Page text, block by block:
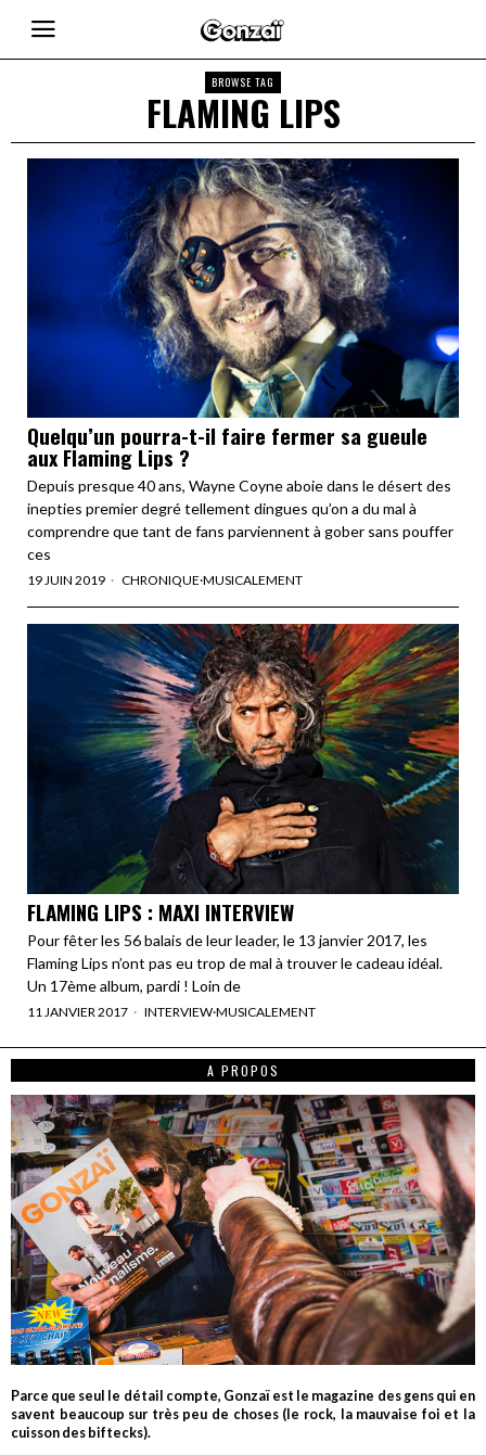
BROWSE TAG
FLAMING LIPS
Quelqu’un pourra-t-il faire fermer sa gueule
aux Flaming Lips ?
Depuis presque 40 ans, Wayne Coyne aboie dans le désert des
inepties premier degré tellement dingues qu’on a du mal à
comprendre que tant de fans parviennent à gober sans pouffer
ces
19 JUIN 2019 CHRONIQUE·MUSICALEMENT
FLAMING LIPS : MAXI INTERVIEW
Pour fêter les 56 balais de leur leader, le 13 janvier 2017, les
Flaming Lips n’ont pas eu trop de mal à trouver le cadeau idéal.
Un 17ème album, pardi ! Loin de
11 JANVIER 2017 INTERVIEW·MUSICALEMENT
A PROPOS
Parce que seul le détail compte, Gonzaï est le magazine des gens qui en
savent beaucoup sur très peu de choses (le rock, la mauvaise foi et la
cuisson des biftecks).